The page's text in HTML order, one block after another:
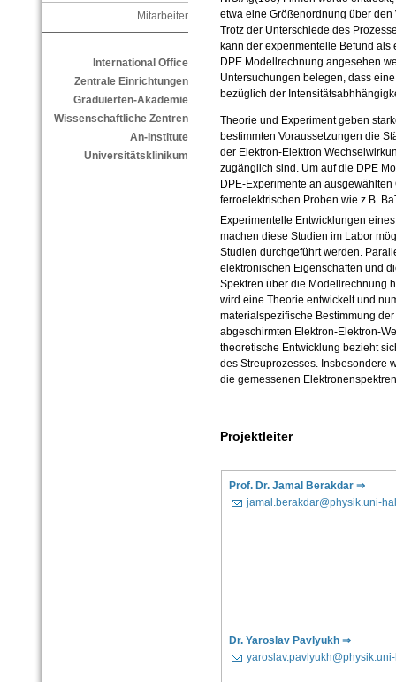
Mitarbeiter
International Office
Zentrale Einrichtungen
Graduierten-Akademie
Wissenschaftliche Zentren
An-Institute
Universitätsklinikum
etwa eine Größenordnung über
Trotz der Unterschiede des
kann der experimentelle Befund
DPE Modellrechnung angesehen
Untersuchungen belegen, dass
bezüglich der
Theorie und Experiment geben
bestimmten Voraussetzungen die
der Elektron-Elektron
zugänglich sind. Um auf die DPE
DPE-Experimente an
ferroelektrischen Proben wie z.B.
Experimentelle Entwicklungen
machen diese Studien im Labor
Studien durchgeführt werden.
elektronischen Eigenschaften und
Spektren über die Modellrechnung
wird eine Theorie entwickelt und
materialspezifische Bestimmung
abgeschirmten Elektron-Elektron-
theoretische Entwicklung bezieht
des Streuprozesses. Insbesondere
die gemessenen
Projektleiter
Prof. Dr. Jamal Berakdar ⇒
jamal.berakdar@physik.uni-
Dr. Yaroslav Pavlyukh ⇒